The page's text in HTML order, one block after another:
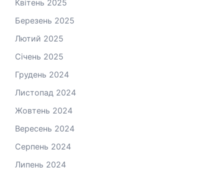
Квітень 2025
Березень 2025
Лютий 2025
Січень 2025
Грудень 2024
Листопад 2024
Жовтень 2024
Вересень 2024
Серпень 2024
Липень 2024